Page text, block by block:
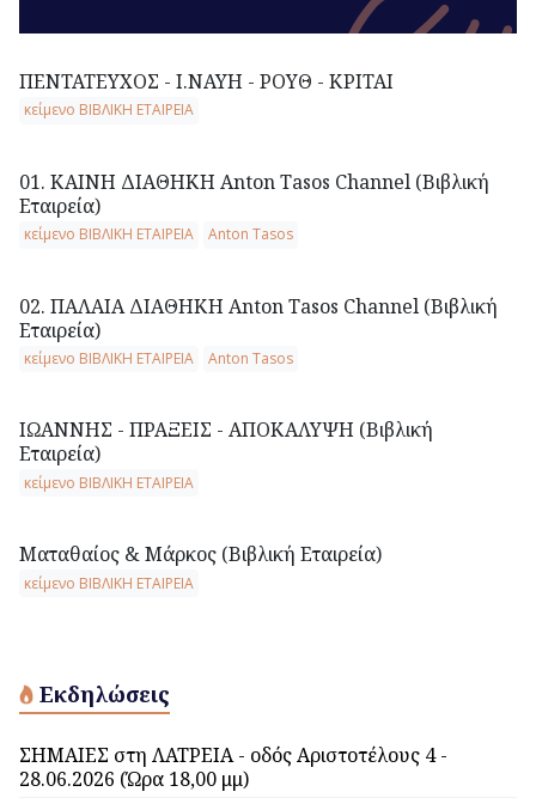
ΠΕΝΤΑΤΕΥΧΟΣ - Ι.ΝΑΥΗ - ΡΟΥΘ - ΚΡΙΤΑΙ
κείμενο ΒΙΒΛΙΚΗ ΕΤΑΙΡΕΙΑ
01. ΚΑΙΝΗ ΔΙΑΘΗΚΗ Anton Tasos Channel (Βιβλική
Εταιρεία)
κείμενο ΒΙΒΛΙΚΗ ΕΤΑΙΡΕΙΑ Anton Tasos
02. ΠΑΛΑΙΑ ΔΙΑΘΗΚΗ Anton Tasos Channel (Βιβλική
Εταιρεία)
κείμενο ΒΙΒΛΙΚΗ ΕΤΑΙΡΕΙΑ Anton Tasos
ΙΩΑΝΝΗΣ - ΠΡΑΞΕΙΣ - ΑΠΟΚΑΛΥΨΗ (Βιβλική
Εταιρεία)
κείμενο ΒΙΒΛΙΚΗ ΕΤΑΙΡΕΙΑ
Ματαθαίος & Μάρκος (Βιβλική Εταιρεία)
κείμενο ΒΙΒΛΙΚΗ ΕΤΑΙΡΕΙΑ
Εκδηλώσεις
ΣΗΜΑΙΕΣ στη ΛΑΤΡΕΙΑ - οδός Αριστοτέλους 4 -
28.06.2026 (Ώρα 18,00 μμ)